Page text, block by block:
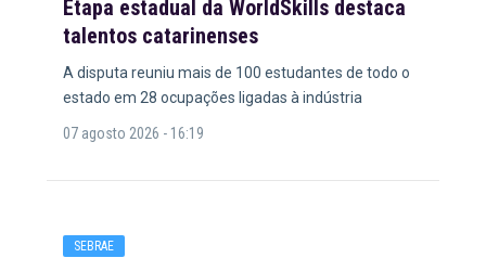
Etapa estadual da WorldSkills destaca
talentos catarinenses
A disputa reuniu mais de 100 estudantes de todo o
estado em 28 ocupações ligadas à indústria
07 agosto 2026 - 16:19
SEBRAE